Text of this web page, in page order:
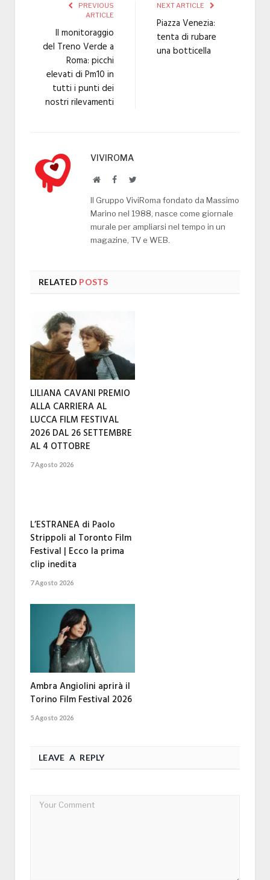
PREVIOUS
ARTICLE
Il monitoraggio
del Treno Verde a
Roma: picchi
elevati di Pm10 in
tutti i punti dei
nostri rilevamenti
NEXT ARTICLE
Piazza Venezia:
tenta di rubare
una botticella
VIVIROMA
WebsiteFacebookTwitter
Il Gruppo ViviRoma fondato da Massimo
Marino nel 1988, nasce come giornale
murale per ampliarsi nel tempo in un
magazine, TV e WEB.
RELATED POSTS
LILIANA CAVANI PREMIO
ALLA CARRIERA AL
LUCCA FILM FESTIVAL
2026 DAL 26 SETTEMBRE
AL 4 OTTOBRE
7 Agosto 2026
L’ESTRANEA di Paolo
Strippoli al Toronto Film
Festival | Ecco la prima
clip inedita
7 Agosto 2026
Ambra Angiolini aprirà il
Torino Film Festival 2026
5 Agosto 2026
LEAVE A REPLY